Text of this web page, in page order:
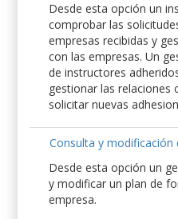
Desde esta opción un
comprobar las
empresas recibidas y
con las empresas. Un
de instructores
gestionar las relaciones
solicitar nuevas
Consulta y modificación
Desde esta opción un
y modificar un plan de
empresa.